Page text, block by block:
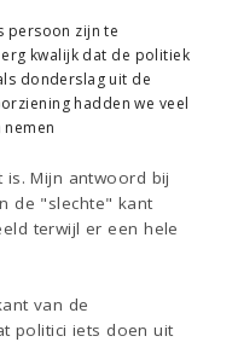
persoon zijn te
kwalijk dat de politiek
donderslag uit de
hadden we veel
is. Mijn antwoord bij
de "slechte" kant
terwijl er een hele
van de
politici iets doen uit